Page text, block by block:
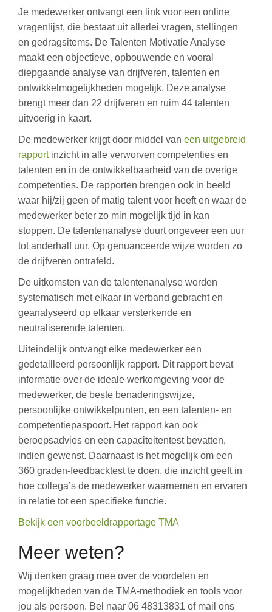
Je medewerker ontvangt een link voor een online
vragenlijst, die bestaat uit allerlei vragen, stellingen
en gedragsitems. De Talenten Motivatie Analyse
maakt een objectieve, opbouwende en vooral
diepgaande analyse van drijfveren, talenten en
ontwikkelmogelijkheden mogelijk. Deze analyse
brengt meer dan 22 drijfveren en ruim 44 talenten
uitvoerig in kaart.
De medewerker krijgt door middel van een uitgebreid
rapportinzicht in alle verworven competenties en
talenten en in de ontwikkelbaarheid van de overige
competenties. De rapporten brengen ook in beeld
waar hij/zij geen of matig talent voor heeft en waar de
medewerker beter zo min mogelijk tijd in kan
stoppen. De talentenanalyse duurt ongeveer een uur
tot anderhalf uur. Op genuanceerde wijze worden zo
de drijfveren ontrafeld.
De uitkomsten van de talentenanalyse worden
systematisch met elkaar in verband gebracht en
geanalyseerd op elkaar versterkende en
neutraliserende talenten.
Uiteindelijk ontvangt elke medewerker een
gedetailleerd persoonlijk rapport. Dit rapport bevat
informatie over de ideale werkomgeving voor de
medewerker, de beste benaderingswijze,
persoonlijke ontwikkelpunten, en een talenten- en
competentiepaspoort. Het rapport kan ook
beroepsadvies en een capaciteitentest bevatten,
indien gewenst. Daarnaast is het mogelijk om een
360 graden-feedbacktest te doen, die inzicht geeft in
hoe collega’s de medewerker waarnemen en ervaren
in relatie tot een specifieke functie.
Bekijk een voorbeeldrapportage TMA
Meer weten?
Wij denken graag mee over de voordelen en
mogelijkheden van de TMA-methodiek en tools voor
jou als persoon. Bel naar 06 48313831 of mail ons